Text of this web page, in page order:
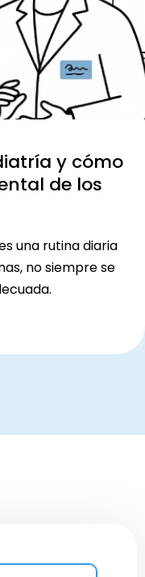
y cómo
de los
una rutina diaria
no siempre se